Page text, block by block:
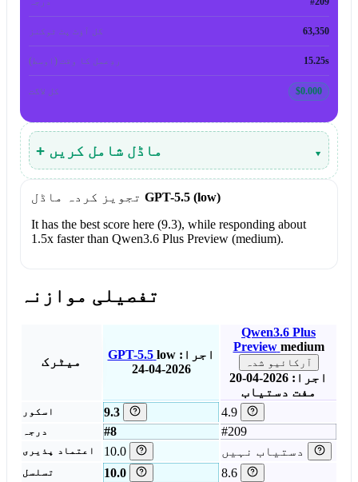
کل آؤٹ پٹ ٹوکنز 63,350
ردِعمل کا وقت (اوسط) 15.25s
کل لاگت $0.000
+ ماڈل شامل کریں ▾
تجویز کردہ ماڈل GPT-5.5 (low)
It has the best score here (9.3), while responding about
1.5x faster than Qwen3.6 Plus Preview (medium).
تفصیلی موازنہ
میٹرک
GPT-5.5 low اجرا:
2026-04-24
Qwen3.6 Plus
Preview medium
آرکائیو شدہ
اجرا: 2026-04-20
مفت دستیاب
اسکور 9.3 4.9
درجہ #8 #209
اعتماد پذیری 10.0 دستیاب نہیں
تسلسل 10.0 8.6